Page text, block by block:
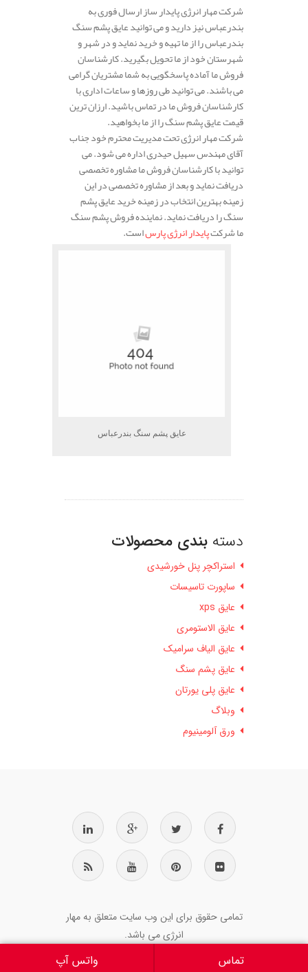
شرکت مهار انرژی پایدار ساز ارسال فوری به
بندرعباس نیز دارید و می توانید عایق پشم سنگ
بندرعباس را از ما تهیه و خرید نماید و در شهر و
شهرستان خود از ما تحویل بگیرید. کارشناسان
فروش ما آماده پاسخگویی به شما مشتریان گرامی
می باشند. می توانید طی روزها و ساعات اداری با
کارشناسان فروش ما در تماس باشید. ارزان ترین
قیمت عایق پشم سنگ را از ما بخواهید.
شرکت مهار انرژی تحت مدیریت محترم خود جناب
آقای مهندس سهیل حیدری اداره می شود. می
توانید با کارشناسان فروش ما مشاوره تخصصی
دریافت نماید و بعد از مشاوره تخصصی در این
زمینه بهترین انتخاب در زمینه خرید عایق پشم
سنگ را دریافت نماید. نماینده فروش پشم سنگ
ما شرکتپایدار انرژی پارساست.
عایق پشم سنگ بندرعباس
دسته بندی محصولات
استراکچر پنل خورشیدی
ساپورت تاسیسات
عایق xps
عایق الاستومری
عایق الیاف سرامیک
عایق پشم سنگ
عایق پلی یورتان
وبلاگ
ورق آلومینیوم
تمامی حقوق برای این وب سایت متعلق به مهار
انرژی می باشد.
تماس واتس آپ